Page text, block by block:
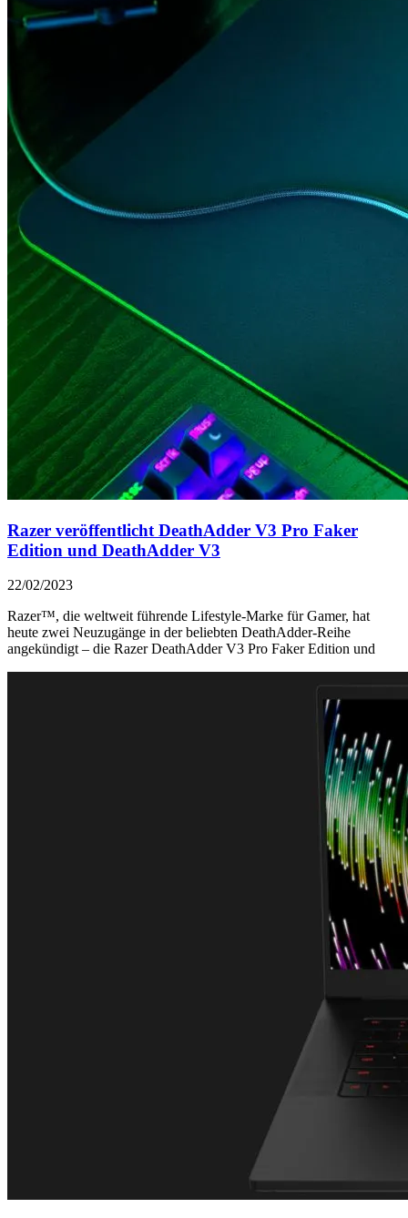
Razer veröffentlicht DeathAdder V3 Pro Faker
Edition und DeathAdder V3
22/02/2023
Razer™, die weltweit führende Lifestyle-Marke für Gamer, hat
heute zwei Neuzugänge in der beliebten DeathAdder-Reihe
angekündigt – die Razer DeathAdder V3 Pro Faker Edition und